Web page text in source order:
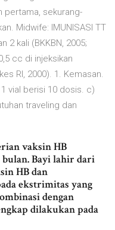
pertama, sekurang-
Midwife: IMUNISASI TT
2 kali (BKKBN, 2005;
cc di injeksikan
RI, 2000). 1. Kemasan.
vial berisi 10 dosis. c)
traveling dan
vaksin HB
bulan. Bayi lahir dari
HB dan
ekstrimitas yang
dengan
dilakukan pada